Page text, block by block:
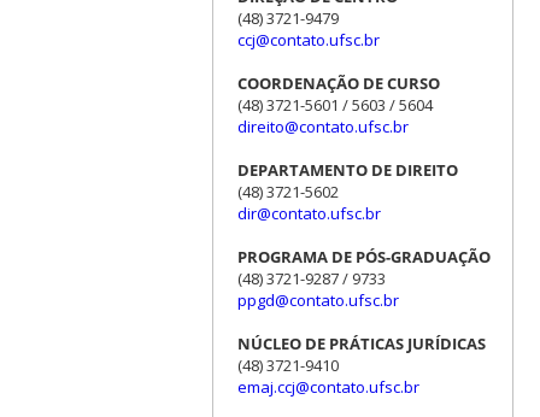
(48) 3721-9479
ccj@contato.ufsc.br
COORDENAÇÃO DE CURSO
(48) 3721-5601 / 5603 / 5604
direito@contato.ufsc.br
DEPARTAMENTO DE DIREITO
(48) 3721-5602
dir@contato.ufsc.br
PROGRAMA DE PÓS-GRADUAÇÃO
(48) 3721-9287 / 9733
ppgd@contato.ufsc.br
NÚCLEO DE PRÁTICAS JURÍDICAS
(48) 3721-9410
emaj.ccj@contato.ufsc.br